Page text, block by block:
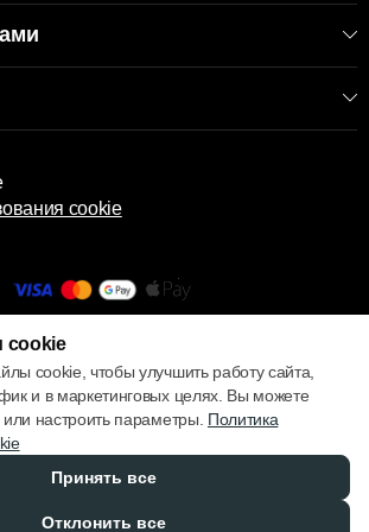
cookie
© 2013 – 2026 ECOM
cookie
cookie, чтобы улучшить работу сайта,
и в маркетинговых целях. Вы можете
или настроить параметры. Политика
Принять все
Отклонить все